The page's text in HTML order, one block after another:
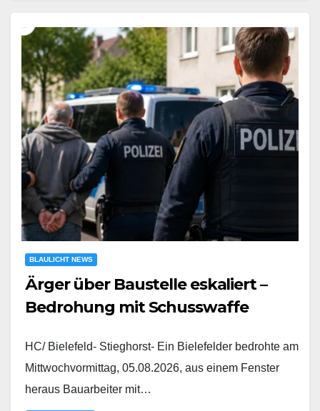
BLAULICHT NEWS
Ärger über Baustelle eskaliert –
Bedrohung mit Schusswaffe
HC/ Bielefeld- Stieghorst- Ein Bielefelder bedrohte am
Mittwochvormittag, 05.08.2026, aus einem Fenster
heraus Bauarbeiter mit…